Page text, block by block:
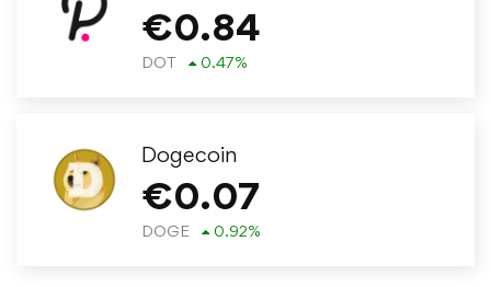
€0.84
DOT 0.47%
Dogecoin
€0.07
DOGE 0.92%